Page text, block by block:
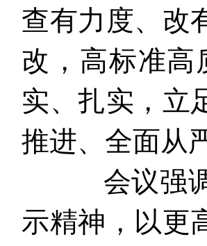
查有力度、改
改，高标准高
实、扎实，立
推进、全面从
会议强调
示精神，以更